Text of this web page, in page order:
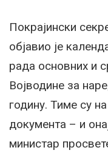
Покрајински
објавио је
рада основних и
Војводине за
годину. Тиме су
документа – и
министар